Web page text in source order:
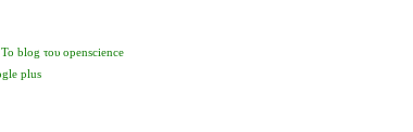
To blog του openscience